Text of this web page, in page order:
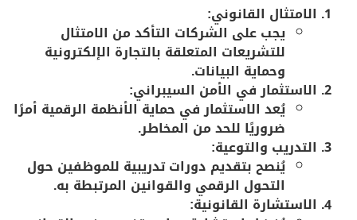
الامتثال القانوني:
يجب على الشركات التأكد من الامتثال
للتشريعات المتعلقة بالتجارة الإلكترونية
وحماية البيانات.
الاستثمار في الأمن السيبراني:
يُعد الاستثمار في حماية الأنظمة الرقمية أمرًا
ضروريًا للحد من المخاطر.
التدريب والتوعية:
يُنصح بتقديم دورات تدريبية للموظفين حول
التحول الرقمي والقوانين المرتبطة به.
الاستشارة القانونية: